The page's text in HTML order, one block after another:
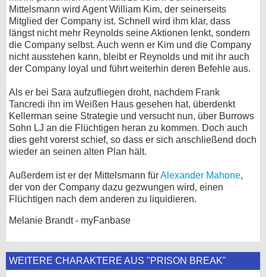
Mittelsmann wird Agent William Kim, der seinerseits
Mitglied der Company ist. Schnell wird ihm klar, dass
längst nicht mehr Reynolds seine Aktionen lenkt, sondern
die Company selbst. Auch wenn er Kim und die Company
nicht ausstehen kann, bleibt er Reynolds und mit ihr auch
der Company loyal und führt weiterhin deren Befehle aus.
Als er bei Sara aufzufliegen droht, nachdem Frank
Tancredi ihn im Weißen Haus gesehen hat, überdenkt
Kellerman seine Strategie und versucht nun, über Burrows
Sohn LJ an die Flüchtigen heran zu kommen. Doch auch
dies geht vorerst schief, so dass er sich anschließend doch
wieder an seinen alten Plan hält.
Außerdem ist er der Mittelsmann fürAlexander Mahone,
der von der Company dazu gezwungen wird, einen
Flüchtigen nach dem anderen zu liquidieren.
Melanie Brandt - myFanbase
WEITERE CHARAKTERE AUS "PRISON BREAK"